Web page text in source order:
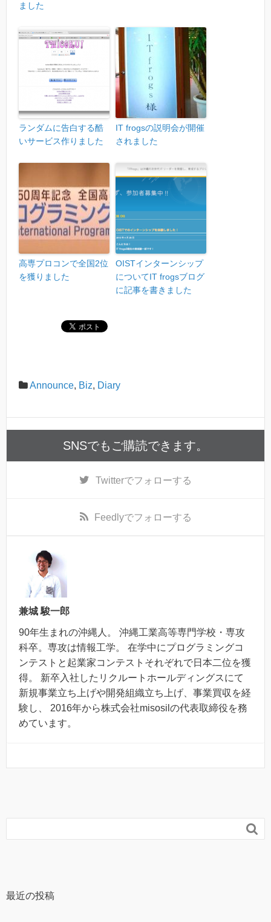
ました
ランダムに告白する酷
いサービス作りました
IT frogsの説明会が開催
されました
高専プロコンで全国2位
を獲りました
OISTインターンシップ
についてIT frogsブログ
に記事を書きました
Announce, Biz, Diary
SNSでもご購読できます。
Twitterでフォローする
Feedlyでフォローする
兼城 駿一郎
90年生まれの沖縄人。 沖縄工業高等専門学校・専攻
科卒。専攻は情報工学。 在学中にプログラミングコ
ンテストと起業家コンテストそれぞれで日本二位を獲
得。 新卒入社したリクルートホールディングスにて
新規事業立ち上げや開発組織立ち上げ、事業買収を経
験し、 2016年から株式会社misosilの代表取締役を務
めています。

最近の投稿